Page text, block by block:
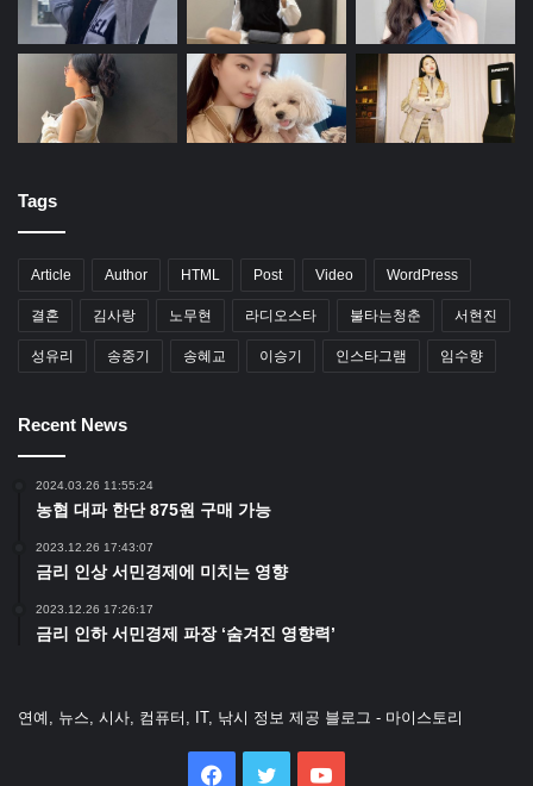
Tags
Article Author HTML Post Video WordPress
결혼 김사랑 노무현 라디오스타 불타는청춘 서현진
성유리 송중기 송혜교 이승기 인스타그램 임수향
Recent News
2024.03.26 11:55:24
농협 대파 한단 875원 구매 가능
2023.12.26 17:43:07
금리 인상 서민경제에 미치는 영향
2023.12.26 17:26:17
금리 인하 서민경제 파장 ‘숨겨진 영향력’
연예, 뉴스, 시사, 컴퓨터, IT, 낚시 정보 제공 블로그 - 마이스토리
Facebook
Twitter